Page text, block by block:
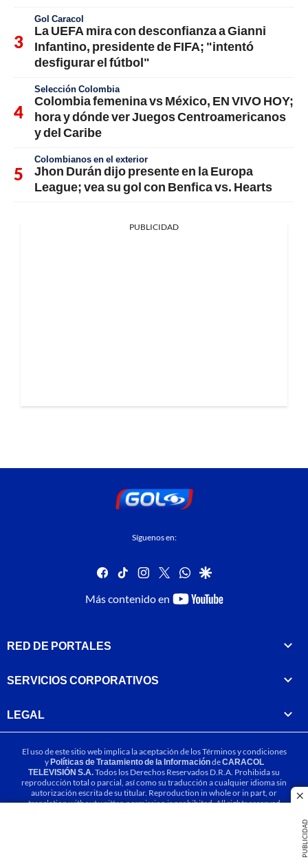
PUBLICIDAD
Gol Caracol
La UEFA mira con desconfianza a Gianni
Infantino, presidente de FIFA; "intentó
desfigurar el fútbol"
Selección Colombia
Colombia femenina vs México, EN VIVO HOY;
hora y dónde ver Juegos Centroamericanos
y del Caribe
Colombianos en el exterior
Jhon Durán dijo presente en la Europa
League; vea su gol con Benfica vs. Hearts
PUBLICIDAD
Síguenos en:
facebook
tiktok instagram
twitterwhatsapp
google
Más contenido en
youtube-
RED DE PORTALES
SERVICIOS CORPORATIVOS
LEGAL
El uso de este sitio web implica la aceptación de losTérminos y condiciones
yPolíticas de Tratamiento de la InformacióndeCARACOL
TELEVISIÓN S.A.Todos los Derechos Reservados D.R.A. Prohibida su
reproducción total o parcial, así como su traducción a cualquier idioma sin
autorización escrita de su titular. Reproduction in whole or in part, or
translation without written permission is prohibited. All rights reserved